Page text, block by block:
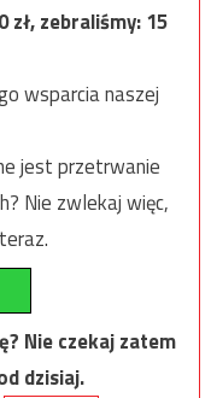
zł, zebraliśmy:15
wsparcia naszej
jest przetrwanie
Nie zwlekaj więc,
Nie czekaj zatem
dzisiaj.